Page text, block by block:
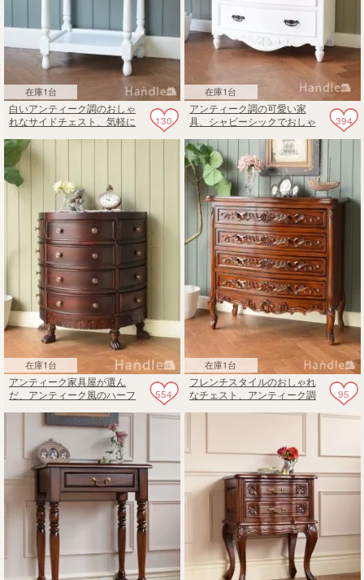
在庫1台
130
白いアンティーク調のおしゃ
れなサイドチェスト、気軽に
在庫1台
394
アンティーク調の可愛い家
具、シャビーシックでおしゃ
スト
在庫1台
554
アンティーク家具屋が選ん
だ、アンティーク風のハーフ
在庫1台
95
フレンチスタイルのおしゃれ
なチェスト、アンティーク調